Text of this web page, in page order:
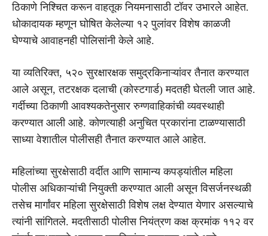
ठिकाणे निश्चित करून वाहतूक नियमनासाठी टॉवर उभारले आहेत.
धोकादायक म्हणून घोषित केलेल्या १२ पुलांवर विशेष काळजी
घेण्याचे आवाहनही पोलिसांनी केले आहे.
या व्यतिरिक्त, ५२० सुरक्षारक्षक समुद्रकिनाऱ्यांवर तैनात करण्यात
आले असून, तटरक्षक दलाची (कोस्टगार्ड) मदतही घेतली जात आहे.
गर्दीच्या ठिकाणी आवश्यकतेनुसार रुग्णवाहिकांची व्यवस्थाही
करण्यात आली आहे. कोणत्याही अनुचित प्रकारांना टाळण्यासाठी
साध्या वेशातील पोलीसही तैनात करण्यात आले आहेत.
महिलांच्या सुरक्षेसाठी वर्दीत आणि सामान्य कपड्यांतील महिला
पोलीस अधिकाऱ्यांची नियुक्ती करण्यात आली असून विसर्जनस्थळी
तसेच मार्गांवर महिला सुरक्षेसाठी विशेष लक्ष देण्यात येणार असल्याचे
त्यांनी सांगितले. मदतीसाठी पोलीस नियंत्रण कक्ष क्रमांक ११२ वर